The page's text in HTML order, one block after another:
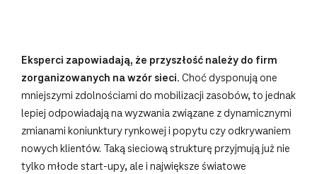
Eksperci zapowiadają, że przyszłość należy do firm
zorganizowanych na wzór sieci. Choć dysponują one
mniejszymi zdolnościami do mobilizacji zasobów, to jednak
lepiej odpowiadają na wyzwania związane z dynamicznymi
zmianami koniunktury rynkowej i popytu czy odkrywaniem
nowych klientów. Taką sieciową strukturę przyjmują już nie
tylko młode start-upy, ale i największe światowe